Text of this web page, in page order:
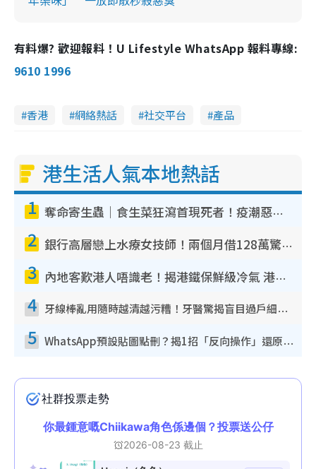
有料爆? 歡迎報料！U Lifestyle WhatsApp 報料專線:
9610 1996
香港 網絡熱話 社交平台 產品
港生活人氣本地熱話
1 奪命寄生蟲｜食生菜狂瀉首現死者！疫潮惡化錄1.8萬宗病例 揭洗菜3大謬誤
2 銀行高層戀上水療女技師！兩個月借128萬驚覺「沉船」沉落火海 揭背後疑似邪教操控賣淫
3 內地客歎港人唔識老！揭港鐵保鮮級冷氣 港人求放過：咪投訴
4 牙線棒亂用隨時越清越污糟！牙醫驚揭盲目過戶細菌恐致蛀牙：呢種先係日常真保養
5 WhatsApp預設貼圖點刪？揭1招「反向操作」還原簡潔介面 附3步實測教學